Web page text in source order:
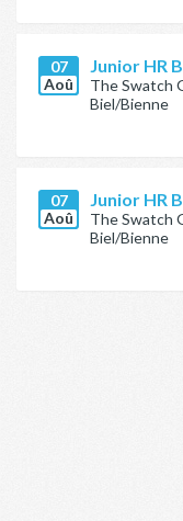
07
Aoû
Junior HR
The Swatch
Biel/Bienne
07
Aoû
Junior HR
The Swatch
Biel/Bienne